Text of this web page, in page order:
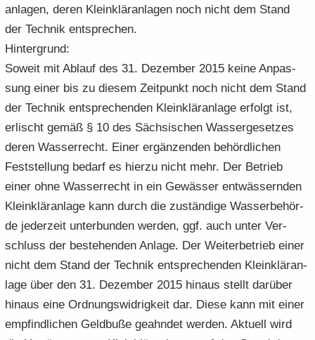
an­la­gen, deren Klein­klär­an­la­gen noch nicht dem Stand
der Tech­nik ent­spre­chen.
Hin­ter­grund:
So­weit mit Ab­lauf des 31. De­zem­ber 2015 keine An­pas­
sung einer bis zu die­sem Zeit­punkt noch nicht dem Stand
der Tech­nik ent­spre­chen­den Klein­klär­an­la­ge er­folgt ist,
er­lischt gemäß § 10 des Säch­si­schen Was­ser­ge­set­zes
deren Was­ser­recht. Einer er­gän­zen­den be­hörd­li­chen
Fest­stel­lung be­darf es hier­zu nicht mehr. Der Be­trieb
einer ohne Was­ser­recht in ein Ge­wäs­ser ent­wäs­sern­den
Klein­klär­an­la­ge kann durch die zu­stän­di­ge Was­ser­be­hör­
de je­der­zeit un­ter­bun­den wer­den, ggf. auch unter Ver­
schluss der be­stehen­den An­la­ge. Der Wei­ter­be­trieb einer
nicht dem Stand der Tech­nik ent­spre­chen­den Klein­klär­an­
la­ge über den 31. De­zem­ber 2015 hin­aus stellt dar­über
hin­aus eine Ord­nungs­wid­rig­keit dar. Diese kann mit einer
emp­find­li­chen Geld­bu­ße ge­ahn­det wer­den. Ak­tu­ell wird